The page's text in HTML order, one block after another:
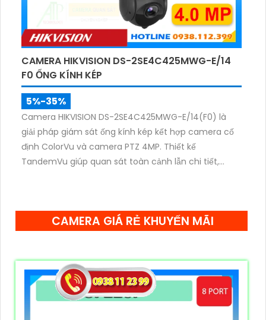
CAMERA HIKVISION DS-2SE4C425MWG-E/14
F0 ỐNG KÍNH KÉP
5%-35%
Camera HIKVISION DS-2SE4C425MWG-E/14(F0) là
giải pháp giám sát ống kính kép kết hợp camera cố
định ColorVu và camera PTZ 4MP. Thiết kế
TandemVu giúp quan sát toàn cảnh lẫn chi tiết,
CAMERA GIÁ RẺ KHUYẾN MÃI